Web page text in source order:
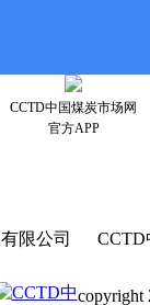
CCTD中国煤炭市场网
官方APP
有限公司
copyright